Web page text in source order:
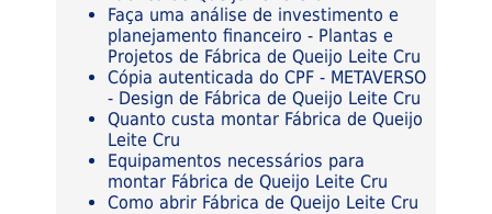
Faça uma análise de investimento e
planejamento financeiro - Plantas e
Projetos de Fábrica de Queijo Leite Cru
Cópia autenticada do CPF - METAVERSO
- Design de Fábrica de Queijo Leite Cru
Quanto custa montar Fábrica de Queijo
Leite Cru
Equipamentos necessários para
montar Fábrica de Queijo Leite Cru
Como abrir Fábrica de Queijo Leite Cru